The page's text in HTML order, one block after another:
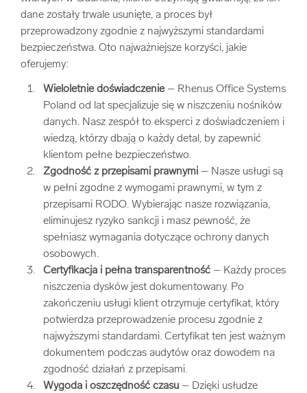
dane zostały trwale usunięte, a proces był
przeprowadzony zgodnie z najwyższymi standardami
bezpieczeństwa. Oto najważniejsze korzyści, jakie
oferujemy:
Wieloletnie doświadczenie– Rhenus Office Systems
Poland od lat specjalizuje się w niszczeniu nośników
danych. Nasz zespół to eksperci z doświadczeniem i
wiedzą, którzy dbają o każdy detal, by zapewnić
klientom pełne bezpieczeństwo.
Zgodność z przepisami prawnymi – Nasze usługi są
w pełni zgodne z wymogami prawnymi, w tym z
przepisami RODO. Wybierając nasze rozwiązania,
eliminujesz ryzyko sankcji i masz pewność, że
spełniasz wymagania dotyczące ochrony danych
osobowych.
Certyfikacja i pełna transparentność – Każdy proces
niszczenia dysków jest dokumentowany. Po
zakończeniu usługi klient otrzymuje certyfikat, który
potwierdza przeprowadzenie procesu zgodnie z
najwyższymi standardami. Certyfikat ten jest ważnym
dokumentem podczas audytów oraz dowodem na
zgodność działań z przepisami.
Wygoda i oszczędność czasu – Dzięki usłudze